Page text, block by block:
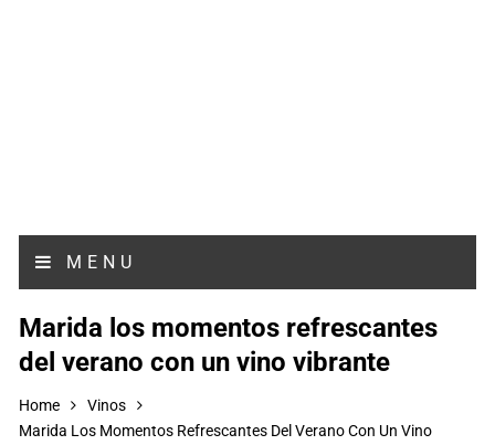
MENU
Marida los momentos refrescantes
del verano con un vino vibrante
Home
Vinos
Marida Los Momentos Refrescantes Del Verano Con Un Vino